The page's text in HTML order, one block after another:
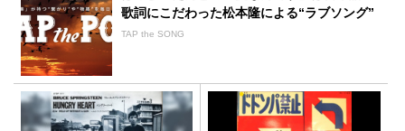
歌詞にこだわった松本隆による“ラブソング”
TAP the SONG